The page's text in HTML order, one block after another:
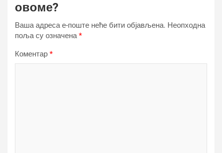
овоме?
Ваша адреса е-поште неће бити објављена. Неопходна
поља су означена*
Коментар *